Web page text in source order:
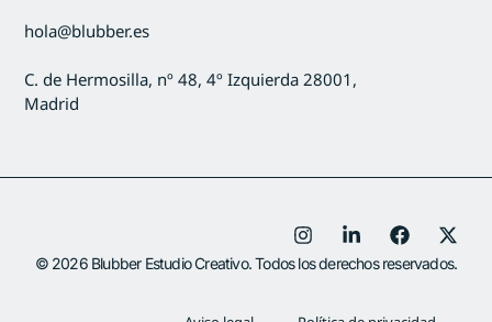
hola@blubber.es
C. de Hermosilla, nº 48, 4º Izquierda 28001,
Madrid
© 2026 Blubber Estudio Creativo. Todos los derechos reservados.